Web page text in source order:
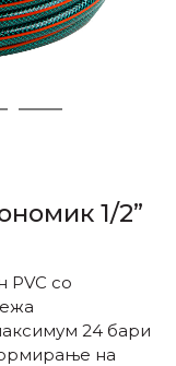
5
1/2”
PVC со
24 бари
на